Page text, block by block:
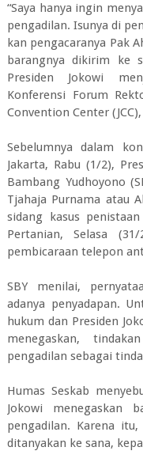
“Saya hanya ingin
pengadilan. Isunya di
kan pengacaranya Pak
barangnya dikirim ke
Presiden Jokowi
Konferensi Forum
Convention Center
Sebelumnya dalam
Jakarta, Rabu (1/2),
Bambang Yudhoyono
Tjahaja Purnama atau
sidang kasus
Pertanian, Selasa
pembicaraan telepon
SBY menilai,
adanya penyadapan.
hukum dan Presiden
menegaskan,
pengadilan sebagai
Humas Seskab
Jokowi menegaskan
pengadilan. Karena
ditanyakan ke sana,